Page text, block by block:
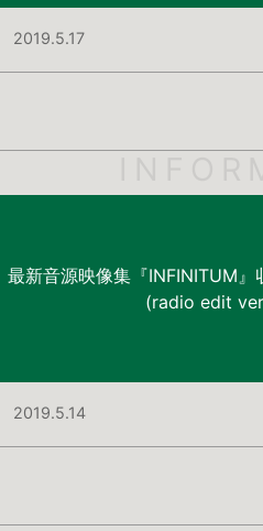
2019.5.17
最新音源映像集『INFINITUM
(radio edit
2019.5.14